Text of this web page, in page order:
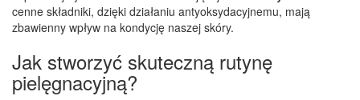
cenne składniki, dzięki działaniu antyoksydacyjnemu, mają
zbawienny wpływ na kondycję naszej skóry.
Jak stworzyć skuteczną rutynę
pielęgnacyjną?